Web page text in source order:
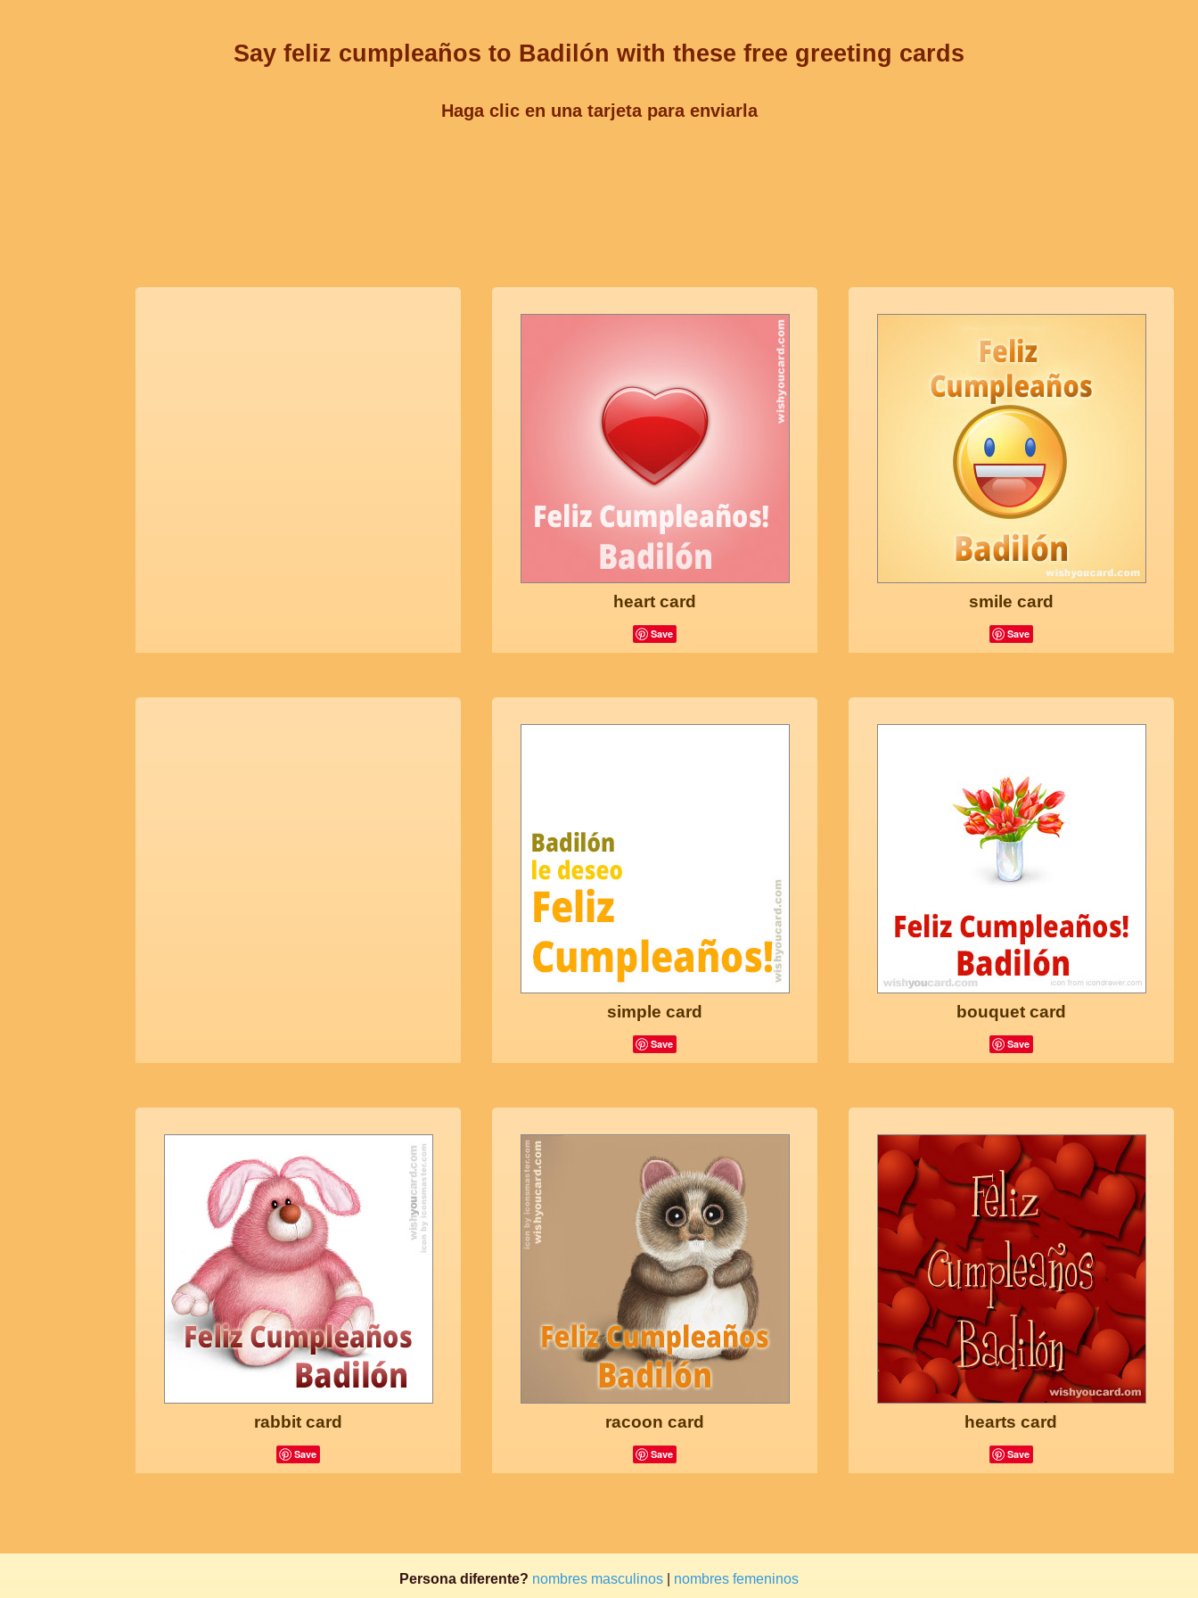
Say feliz cumpleaños to Badilón with these free greeting cards
Haga clic en una tarjeta para enviarla
heart card
Save
smile card
Save
simple card
Save
bouquet card
Save
rabbit card
Save
racoon card
Save
hearts card
Save
Persona diferente? nombres masculinos nombres femeninos